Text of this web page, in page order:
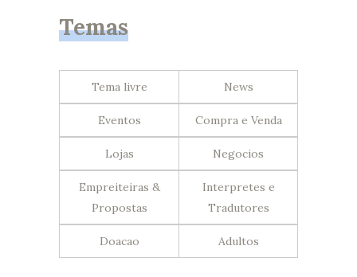
Temas
Tema livre News
Eventos Compra e Venda
Lojas Negocios
Empreiteiras &
Propostas
Interpretes e
Tradutores
Doacao Adultos